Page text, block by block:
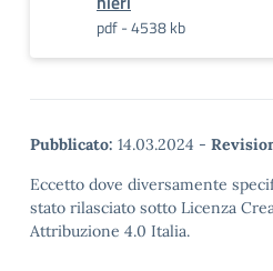
pdf - 4538 kb
Pubblicato: 14.03.2024 -
Eccetto dove diversamente
stato rilasciato sotto Licenza
Attribuzione 4.0 Italia.